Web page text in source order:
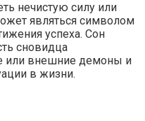
нечистую силу или
являться символом
успеха. Сон
сновидца
или внешние демоны и
в жизни.